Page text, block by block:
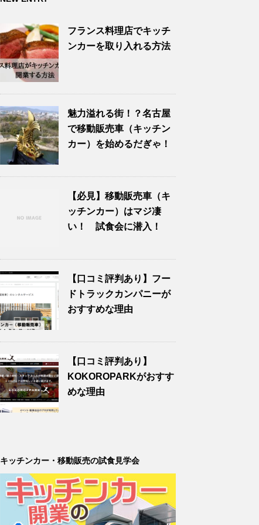
フランス料理店でキッチ
ンカーを取り入れる方法
魅力溢れる街！？名古屋
で移動販売車（キッチン
カー）を始めるだぎゃ！
【必見】移動販売車（キ
ッチンカー）はマジ凄
い！ 試食会に潜入！
【口コミ評判あり】フー
ドトラックカンパニーが
おすすめな理由
【口コミ評判あり】
KOKOROPARKがおすす
めな理由
キッチンカー・移動販売の試食見学会